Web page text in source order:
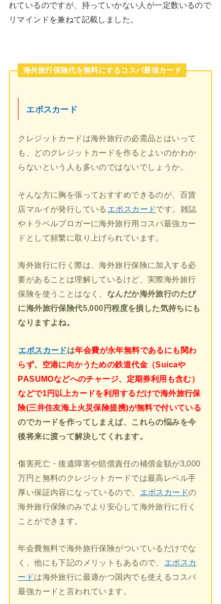
れているのですが、持っていかない人が一定数いるので
リマインドを兼ねて記載しました。
海外旅行保険代を無料にするコスパ最強カード
エポスカード
クレジットカードは海外旅行の必需品とはいって
も、どのクレジットカードを作るとよいのかわか
らないという人も多いのではないでしょうか。
そんな方に胸を張っておすすめできるのが、百貨
店マルイが発行している エポスカードです。雑誌
やトラベルブロガーに海外旅行用コスパ最強カー
ドとして頻繁に取り上げられています。
海外旅行に行く際は、海外旅行保険に加入する必
要があることは理解しているけど、実際海外旅行
保険を使うことはなく、 なんだか海外旅行のたび
に海外旅行保険代5,000円程度を損した気持ちにも
なりますよね。
エポスカードは年会費が永年無料であるにも関わ
らず、空港に向かうための鉄道代金（Suicaや
PASUMOなどへのチャージ、定期券利用も含む）
などで1円以上カードを利用するだけで海外旅行保
険(三井住友海上火災保険提携)が無料で付いている
のでカードを作ってしまえば、これらの悩みを今
後将来に渡って解決してくれます。
傷害死亡・後遺障害や賠償責任の補償金額が3,000
万円と無料のクレジットカードでは最高レベル手
厚い保証内容になっているので、
エポスカードの
海外旅行保険のみでより安心して海外旅行に行く
ことができます。
年会費無料で海外旅行保険がついているだけでな
く、他にも下記のメリットもあるので、
エポスカ
ードは海外旅行に最適かつ国内でも使えるコスパ
最強カードと言われています。